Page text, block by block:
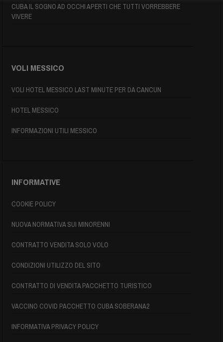
CUBA IL SOGNO AD OCCHI APERTI CHE TUTTI VORREBBERE
VIVERE
VOLI MESSICO
VOLI HOTEL MESSICO LAST MINUTE PER DA CANCUN
HOTEL MESSICO
INFORMAZIONI UTILI MESSICO
INFORMATIVE
COOKIE POLICY
NUOVA NORMATIVA SUI MINORENNI
CONTRATTO VENDITA SOLO VOLO
CONDIZIONI UTILIZZO DEL SITO
CONTRATTO DI VENDITA PACCHETTO TURISTICO
VACCINO COVID PACCHETTO CUBA SOBERANA2
INFORMATIVA PRIVACY POLICY